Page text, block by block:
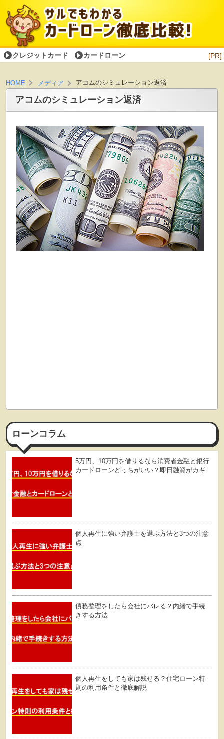
[PR]
クレジットカード カードローン
HOME メディア アコムのシミュレーション返済
アコムのシミュレーション返済
ローンコラム
5万円、10万円を借りるなら消費者金融と銀行
カードローンどっちがいい？即日融資がカギ
個人再生に強い弁護士を選ぶ方法と3つの注意
点
債務整理をしたら会社にバレる？内緒で手続
きする方法
個人再生をしても家は残せる？住宅ローン特
則の利用条件と徹底解説